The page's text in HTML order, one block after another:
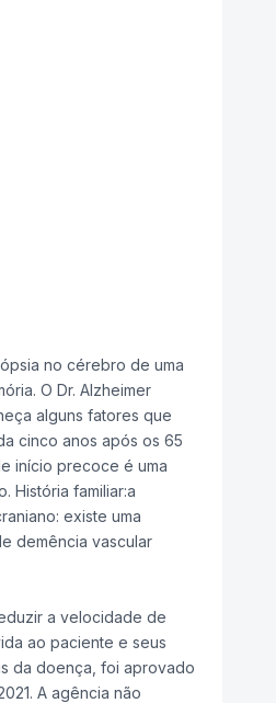
no cérebro de uma
O Dr. Alzheimer
alguns fatores que
cinco anos após os 65
início precoce é uma
História familiar:a
existe uma
demência vascular
a velocidade de
ao paciente e seus
da doença, foi aprovado
A agência não